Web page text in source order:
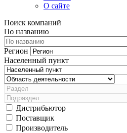
О сайте
Поиск компаний
По названию
Регион
Населенный пункт
Дистрибьютор
Поставщик
Производитель